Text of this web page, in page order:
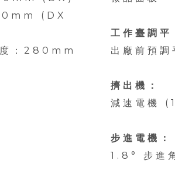
(DX
：280mm
工作臺調平
出廠前預
擠出機：
減速電機
步進電機：
1.8° 步進